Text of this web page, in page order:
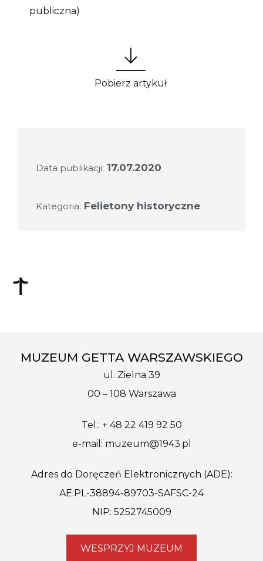
publiczna)
Pobierz artykuł
Data publikacji: 17.07.2020
Kategoria: Felietony historyczne
MUZEUM GETTA WARSZAWSKIEGO
ul. Zielna 39
00 – 108 Warszawa
Tel.: + 48 22 419 92 50
e-mail: muzeum@1943.pl
Adres do Doręczeń Elektronicznych (ADE):
AE:PL-38894-89703-SAFSC-24
NIP: 5252745009
WESPRZYJ MUZEUM